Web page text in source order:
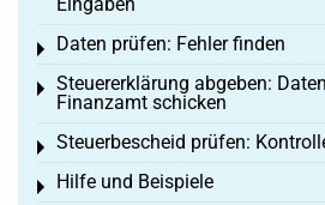
Daten prüfen: Fehler finden
Toggle menu
Steuererklärung abgeben:
Finanzamt schicken
Toggle menu
Steuerbescheid prüfen:
Toggle menu
Hilfe und Beispiele
Toggle menu